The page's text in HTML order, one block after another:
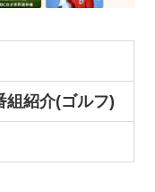
組紹介(ゴルフ)